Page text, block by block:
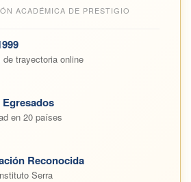
ACADÉMICA DE PRESTIGIO
de trayectoria online
Egresados
en 20 países
Reconocida
Serra